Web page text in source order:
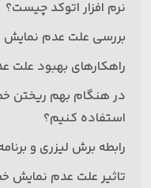
نرم افزار اتوکد چیست؟
بررسی علت عدم نمایش
راهکارهای بهبود علت
در هنگام بهم ریختن
استفاده کنیم؟
رابطه برش لیزری و
تاثیر علت عدم نمایش